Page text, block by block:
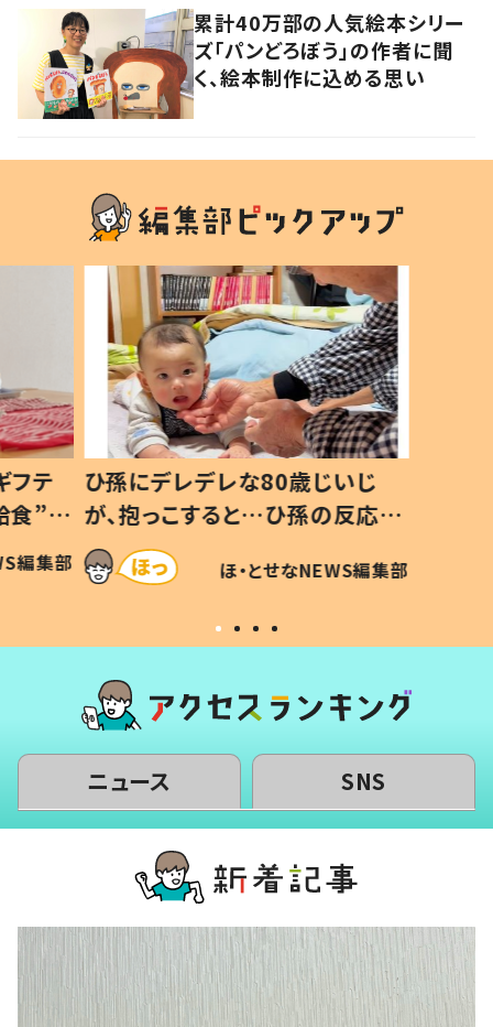
累計40万部の人気絵本シリー
ズ「パンどろぼう」の作者に聞
く、絵本制作に込める思い
フテ
食”を
親
編集部
ひ孫にデレデレな80歳じいじ
が、抱っこすると…ひ孫の反応に
「涙が出ました」「可愛くて仕方な
い」
ほ・とせなNEWS編集部
ニュース SNS